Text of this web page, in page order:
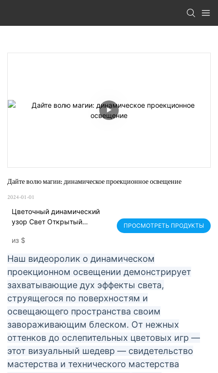
Дайте волю магии: динамическое проекционное освещение
2024-01-01
Цветочный динамический
узор Свет Открытый
Четырехфигурный проектор
из $
ПРОСМОТРЕТЬ ПРОДУКТЫ
Наш видеоролик о динамическом
проекционном освещении демонстрирует
захватывающие дух эффекты света,
струящегося по поверхностям и
освещающего пространства своим
завораживающим блеском. От нежных
оттенков до ослепительных цветовых игр —
этот визуальный шедевр — свидетельство
мастерства и технического мастерства